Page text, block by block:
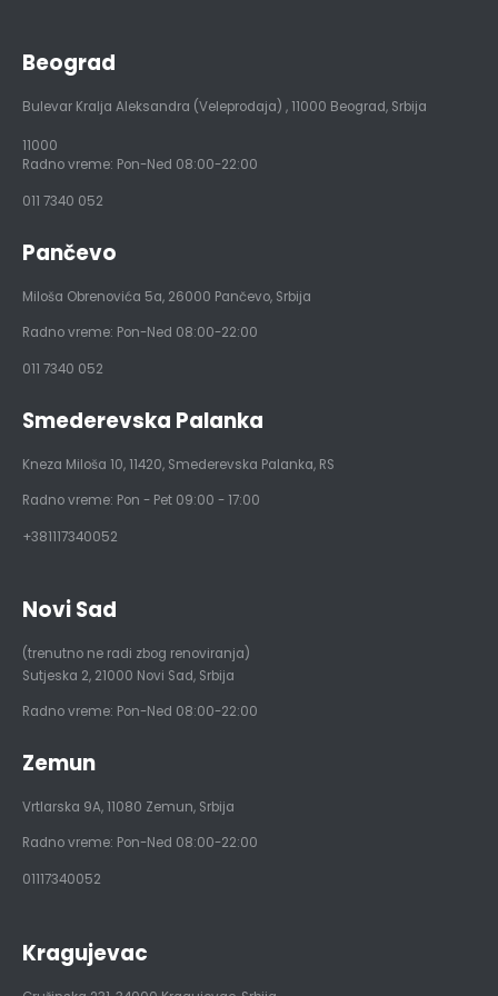
Beograd
Bulevar Kralja Aleksandra (Veleprodaja) ,11000 Beograd, Srbija
11000
Radno vreme: Pon-Ned 08:00-22:00
011 7340 052
Pančevo
Miloša Obrenovića 5a, 26000 Pančevo, Srbija
Radno vreme: Pon-Ned 08:00-22:00
011 7340 052
Smederevska Palanka
Kneza Miloša 10,11420, Smederevska Palanka, RS
Radno vreme: Pon - Pet 09:00 - 17:00
+381117340052
Novi Sad
(trenutno ne radi zbog renoviranja)
Sutjeska 2, 21000 Novi Sad, Srbija
Radno vreme: Pon-Ned 08:00-22:00
Zemun
Vrtlarska 9A,11080 Zemun, Srbija
Radno vreme: Pon-Ned 08:00-22:00
01117340052
Kragujevac